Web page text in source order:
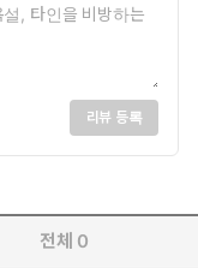
리뷰 등록
전체 0